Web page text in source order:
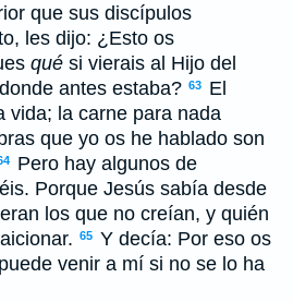
que sus discípulos
les dijo: ¿Esto os
qué si vierais al Hijo del
antes estaba? 63
El
vida; la carne para nada
que yo os he hablado son
Pero hay algunos de
Porque Jesús sabía desde
los que no creían, y quién
65 Y decía: Por eso os
venir a mí si no se lo ha